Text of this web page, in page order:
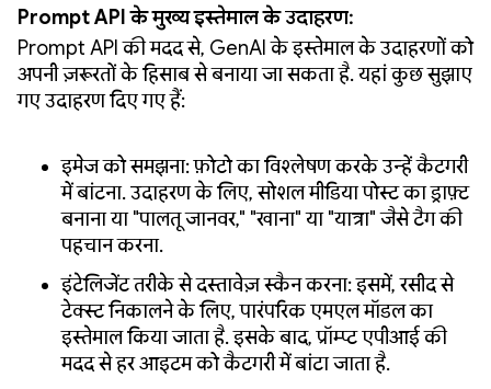
Prompt API के मुख्य इस्तेमाल के उदाहरण:
Prompt API की मदद से, GenAI के इस्तेमाल के उदाहरणों को
अपनी ज़रूरतों के हिसाब से बनाया जा सकता है. यहां कुछ सुझाए
गए उदाहरण दिए गए हैं:
इमेज को समझना: फ़ोटो का विश्लेषण करके उन्हें कैटगरी
में बांटना. उदाहरण के लिए, सोशल मीडिया पोस्ट का ड्राफ़्ट
बनाना या "पालतू जानवर," "खाना" या "यात्रा" जैसे टैग की
पहचान करना.
इंटेलिजेंट तरीके से दस्तावेज़ स्कैन करना: इसमें, रसीद से
टेक्स्ट निकालने के लिए, पारंपरिक एमएल मॉडल का
इस्तेमाल किया जाता है. इसके बाद, प्रॉम्प्ट एपीआई की
मदद से हर आइटम को कैटगरी में बांटा जाता है.